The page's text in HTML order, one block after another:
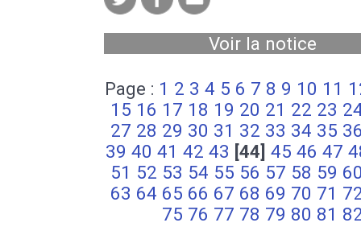
Voir la notice
Page : 1 2 3 4 5 6 7 8 9 10 11
15 16 17 18 19 20 21 22 23
27 28 29 30 31 32 33 34 35
39 40 41 42 43 [44] 45 46 47
51 52 53 54 55 56 57 58 59
63 64 65 66 67 68 69 70 71
75 76 77 78 79 80 81